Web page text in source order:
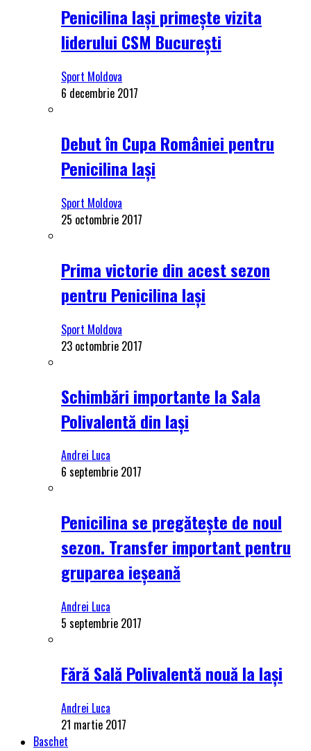
Penicilina Iași primește vizita
liderului CSM București
Sport Moldova
6 decembrie 2017
Debut în Cupa României pentru
Penicilina Iași
Sport Moldova
25 octombrie 2017
Prima victorie din acest sezon
pentru Penicilina Iași
Sport Moldova
23 octombrie 2017
Schimbări importante la Sala
Polivalentă din Iași
Andrei Luca
6 septembrie 2017
Penicilina se pregătește de noul
sezon. Transfer important pentru
gruparea ieșeană
Andrei Luca
5 septembrie 2017
Fără Sală Polivalentă nouă la Iași
Andrei Luca
21 martie 2017
Baschet